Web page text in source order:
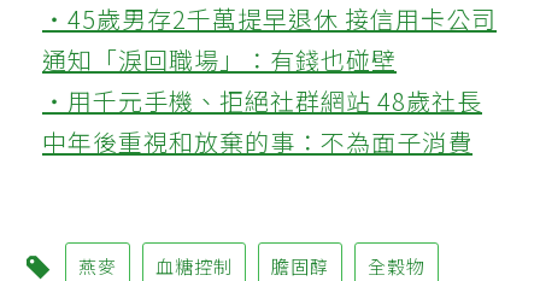
‧45歲男存2千萬提早退休 接信用卡公司
通知「淚回職場」：有錢也碰壁
‧用千元手機、拒絕社群網站 48歲社長
中年後重視和放棄的事：不為面子消費
燕麥 血糖控制 膽固醇 全穀物